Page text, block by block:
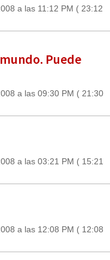
a las 11:12 PM ( 23:12
Puede
a las 09:30 PM ( 21:30
a las 03:21 PM ( 15:21
a las 12:08 PM ( 12:08